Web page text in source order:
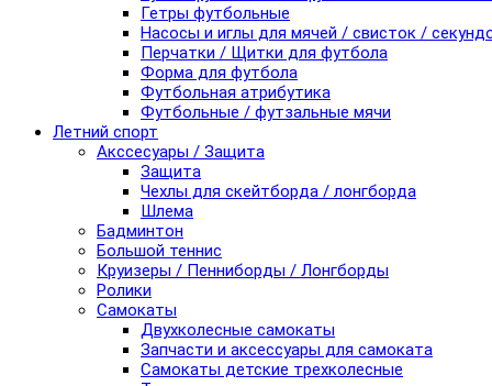
Гетры футбольные
Насосы и иглы для мячей / свисток /
Перчатки / Щитки для футбола
Форма для футбола
Футбольная атрибутика
Футбольные / футзальные мячи
Летний спорт
Акссесуары / Защита
Защита
Чехлы для скейтборда / лонгборда
Шлема
Бадминтон
Большой теннис
Круизеры / Пенниборды / Лонгборды
Ролики
Самокаты
Двухколесные самокаты
Запчасти и аксессуары для самоката
Самокаты детские трехколесные